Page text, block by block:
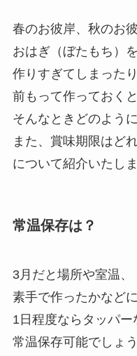
春のお彼岸、秋のお
おはぎ（ぼたもち）
作りすぎてしまったり
前もって作っておく
そんなときどのよう
また、賞味期限はど
について紹介いたしま
常温保存は？
3月だと場所や室温、
素手で作ったかなど
1日程度ならタッパ
常温保存可能でしょ